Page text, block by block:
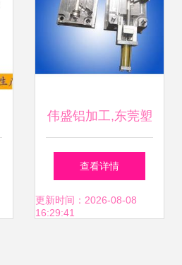
伟盛铝加工,东莞塑
料模具厂,塑料模具
厂
查看详情
更新时间：2026-08-08
16:29:41